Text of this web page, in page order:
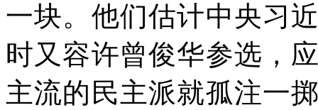
一块。他们估计中央习
时又容许曾俊华参选，
主流的民主派就孤注一